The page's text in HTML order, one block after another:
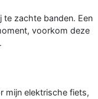
te zachte banden. Een
voorkom deze
mijn elektrische fiets,